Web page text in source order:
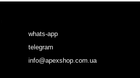
whats-app
telegram
info@apexshop.com.ua